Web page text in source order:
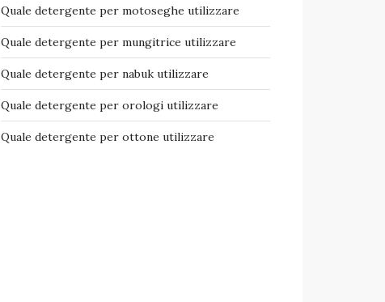
Quale detergente per motoseghe​ utilizzare
Quale detergente per mungitrice​ utilizzare
Quale detergente per nabuk​ utilizzare
Quale detergente per orologi​ utilizzare
Quale detergente per ottone​ utilizzare